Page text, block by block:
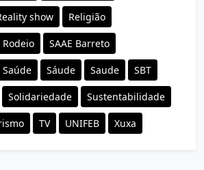
show Religião
Rodeio SAAE Barreto
Saúde Sáude Saude SBT
Solidariedade Sustentabilidade
TV UNIFEB Xuxa